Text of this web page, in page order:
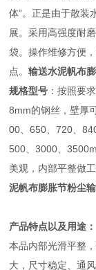
体”。正是由于散装
展。采用高强度耐
袋。操作维修方便
点。输送水泥帆布
规格型号 ：按照要
8mm的钢丝，壁厚
00、650、720、
500、3000、
美观，内部平整做
泥帆布膨胀节粉尘
产品特点以及用途：
本品内部光滑平整
大，尺寸稳定、通